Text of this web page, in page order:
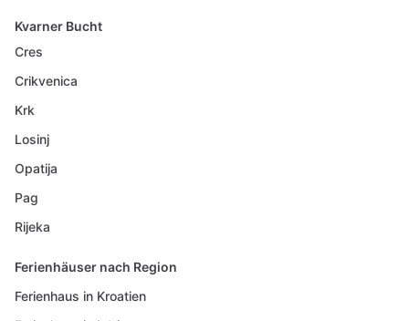
Kvarner Bucht
Cres
Crikvenica
Krk
Losinj
Opatija
Pag
Rijeka
Ferienhäuser nach Region
Ferienhaus in Kroatien